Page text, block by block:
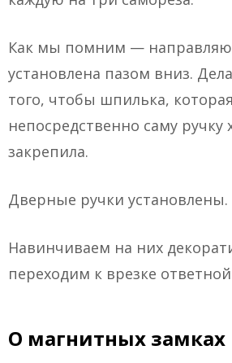
Как мы помним —
установлена пазом вниз.
того, чтобы шпилька,
непосредственно саму ручку
закрепила.
Дверные ручки установлены.
Навинчиваем на них
переходим к врезке
О магнитных замках